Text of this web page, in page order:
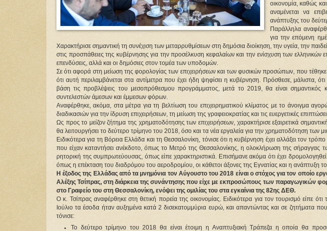
οικονομία, καθώς
αναμένεται να
ανάπτυξης του
Παράλληλα
για την επόμενη
Χαρακτήρισε σημαντική τη συνέχιση των μεταρρυθμίσεων στη δημόσια διοίκηση, την υγεία, την
στις προσπάθειες της κυβέρνησης για την προσέλκυση κεφαλαίων και την ενίσχυση των ελληνικών
επενδύσεις, αλλά και οι δημόσιες στον τομέα των υποδομών.
Σε ότι αφορά στη μείωση της φορολογίας των επιχειρήσεων και των φυσικών προσώπων, που
ότι αυτή περιλαμβάνεται στα αντίμετρα που έχει ήδη ψηφίσει η κυβέρνηση. Πρόσθεσε, μάλιστα,
βάση τις προβλέψεις του μεσοπρόθεσμου προγράμματος, μετά το 2019, θα είναι σημαντικός
συντελεστών άμεσων και έμμεσων φόρων.
Αναφέρθηκε, ακόμα, στα μέτρα για τη βελτίωση του επιχειρηματικού κλίματος με το άνοιγμα
διαδικασιών για την ίδρυση επιχειρήσεων, τη μείωση της γραφειοκρατίας και τις ευεργετικές
Ως προς το μείζον ζήτημα της χρηματοδότησης των επιχειρήσεων, χαρακτήρισε εξαιρετικά
θα λειτουργήσει το δεύτερο τρίμηνο του 2018, όσο και τα νέα εργαλεία για την χρηματοδότηση των
Ειδικότερα για τη Βόρεια Ελλάδα και τη Θεσσαλονίκη, τόνισε ότι η κυβέρνηση έχει αλλάξει τον
που είχαν καταντήσει ανέκδοτο, όπως το Μετρό της Θεσσαλονίκης, η ολοκλήρωση της σήραγγας
ρητορική της συμπρωτεύουσας, όπως είπε χαρακτηριστικά. Επισήμανε ακόμα ότι έχει
όπως η επέκταση του διαδρόμου του αεροδρομίου, οι κάθετοι άξονες της Εγνατίας και η ανάπτυξη
Η έξοδος της Ελλάδας από τα μνημόνια τον Αύγουστο του 2018 είναι ο στόχος για τον οποίο
Αλέξης Τσίπρας, στη διάρκεια της συνάντησης που είχε με εκπροσώπους των παραγωγικών
στο Γραφείο του στη Θεσσαλονίκη, ενόψει της ομιλίας του στα εγκαίνια της 82ης ΔΕΘ.
Ο κ. Τσίπρας αναφέρθηκε στη θετική πορεία της οικονομίας. Ειδικότερα για τον τουρισμό είπε
Ιούλιο τα έσοδα ήταν αυξημένα κατά 2 δισεκατομμύρια ευρώ, και απαντώντας και σε ζητήματα
τόνισε:
Το δεύτερο τρίμηνο του 2018 θα είναι έτοιμη η Αναπτυξιακή Τράπεζα η οποία θα